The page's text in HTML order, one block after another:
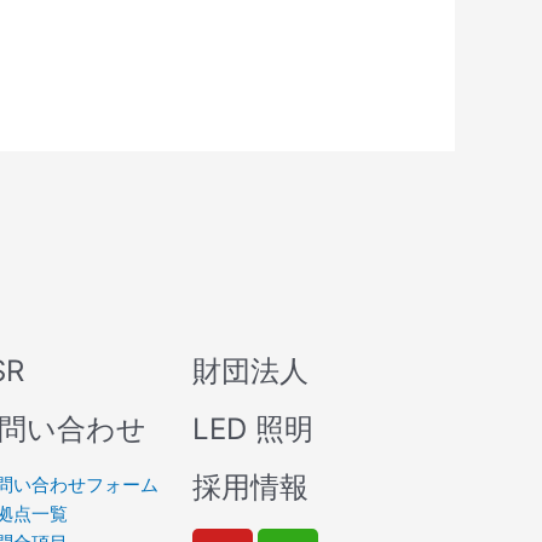
い合わせ
い合わせフォーム
点一覧
財団法人
LED 照明
採用情報